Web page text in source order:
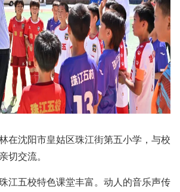
沈阳市皇姑区珠江街第五小学，与校
切交流。
五校特色课堂丰富。动人的音乐声传